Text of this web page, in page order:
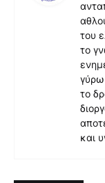
του
το
γύρω
το
και